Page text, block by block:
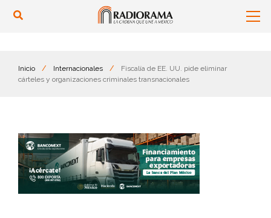
Inicio / Internacionales /
Fiscalía de EE. UU. pide eliminar
cárteles y organizaciones criminales transnacionales